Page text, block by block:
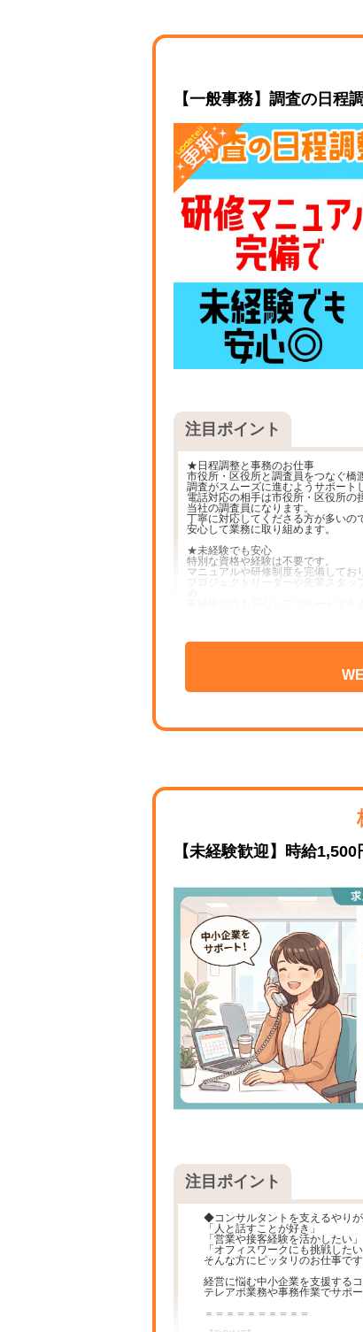
ストレスフリーで長く続けやす
【一般事務】調査の日
注目ポイント
★日程調整と事務のお仕事
市役所・区役所と調査員をつなぐ橋
調査がスムーズに進むようサポート
電話対応の相手は市役所・区役所の
当社の調査員になります。
丁寧に対応してくださる方が多いの
安心して業務に取り組めます。
★未経験でも安心
特別な資格や経験は不要です。
マニュアルや研修制度を完備してお
プロジェクトリーダーや先輩スタッ
一つひとつの業務に落ち着いて取り
20〜40代が中心に活躍しており、相
髪型・髪色・服装自由。ネイル・ピ
【未経験歓迎】時給
注目ポイント
◆コンサルタントを支えるやりが
「人と話すことが好き」
「営業や接客経験を活かしたい」
「オフィスワークにも挑戦したい
そんな方にピッタリのお仕事です
経営に悩む中小企業を支援する
テレアポ業務や事務作業でサポ
＝＝＝＝＝＝＝＝＝＝